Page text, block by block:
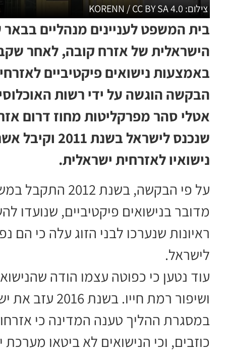
צילום: KORENN / CC BY SA 4.0
בית המשפט לעניינים מנהליים
הישראלית של אזרח קובה, לאחר
באמצעות נישואים פיקטיביים
הבקשה הוגשה על ידי רשות
אטלי סהר מפרקליטות מחוז דרום
שנכנס
נישואיו לאזרחית ישראלית.
על פי הבקשה,
מדובר בנישואים פיקטיביים,
ראיונות שנערכו לבני הזוג עלה כי הם
לישראל.
עוד נטען כי כפוטה עצמו הודה
ושיפור רמת חייו. בשנת 2016 עזב את ישראל, ומאז לא שב אליה.
במסגרת ההליך טענה המדינה כי
כוזבים, וכי הנישואים לא ביטאו מערכת